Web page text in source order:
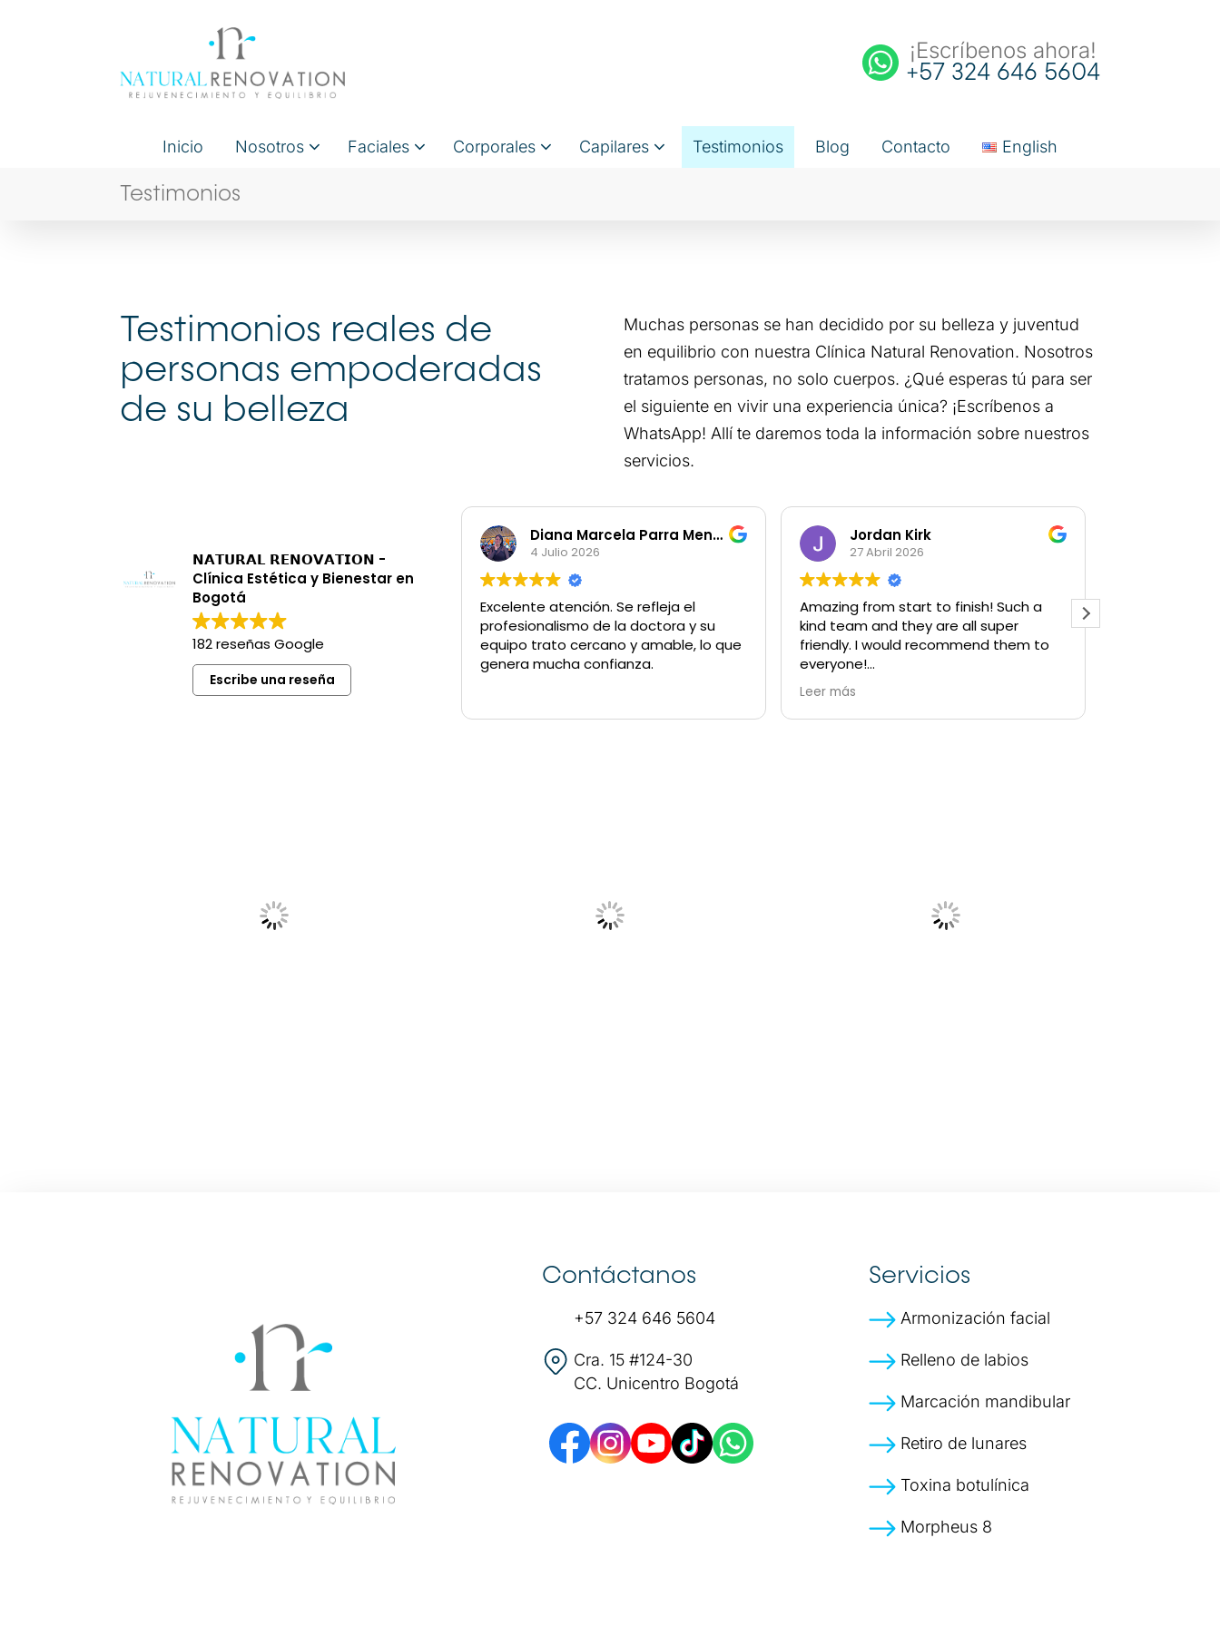
¡Escríbenos ahora!
+57 324 646 5604
Inicio Nosotros Faciales Corporales Capilares Testimonios Blog Contacto English
Testimonios
Testimonios reales de
personas empoderadas
de su belleza
Muchas personas se han decidido por su belleza y juventud
en equilibrio con nuestra Clínica Natural Renovation. Nosotros
tratamos personas, no solo cuerpos. ¿Qué esperas tú para ser
el siguiente en vivir una experiencia única? ¡Escríbenos a
WhatsApp! Allí te daremos toda la información sobre nuestros
servicios.
𝗡𝗔𝗧𝗨𝗥𝗔𝗟 𝗥𝗘𝗡𝗢𝗩𝗔𝗧𝗜𝗢𝗡 -
Clínica Estética y Bienestar en
Bogotá
182 reseñas Google
Escribe una reseña
Diana Marcela Parra Meneses
4 Julio 2026
Excelente atención. Se refleja el
profesionalismo de la doctora y su
equipo trato cercano y amable, lo que
genera mucha confianza.
Jordan Kirk
27 Abril 2026
Amazing from start to finish! Such a
kind team and they are all super
friendly. I would recommend them to
everyone!
Special thanks to Laura and Dr Fabian,
absolute legends both of them!
Leer más
Contáctanos
+57 324 646 5604
Cra. 15 #124-30
CC. Unicentro Bogotá
Servicios
Armonización facial
Relleno de labios
Marcación mandibular
Retiro de lunares
Toxina botulínica
Morpheus 8